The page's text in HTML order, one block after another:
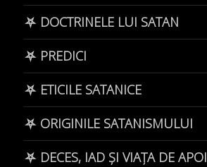
⛧ DOCTRINELE LUI SATAN
⛧ PREDICI
⛧ ETICILE SATANICE
⛧ ORIGINILE SATANISMULUI
⛧ DECES, IAD ȘI VIAȚA DE APOI